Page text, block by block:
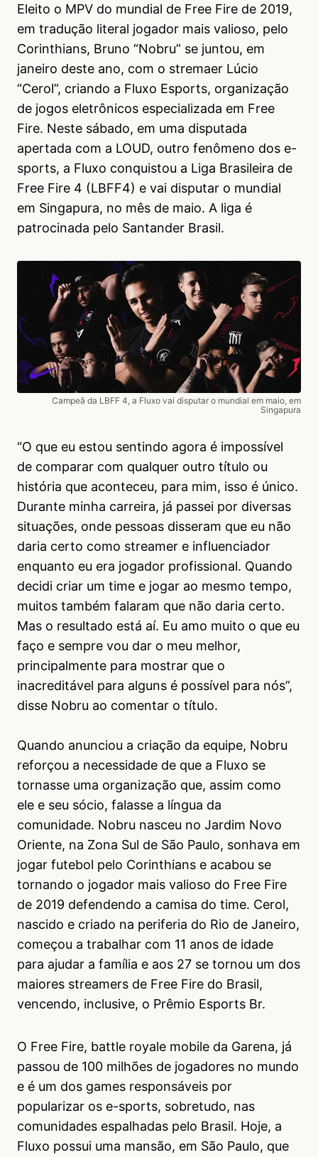
Eleito o MPV do mundial de Free Fire de 2019,
em tradução literal jogador mais valioso, pelo
Corinthians, Bruno “Nobru” se juntou, em
janeiro deste ano, com o stremaer Lúcio
“Cerol”, criando a Fluxo Esports, organização
de jogos eletrônicos especializada em Free
Fire. Neste sábado, em uma disputada
apertada com a LOUD, outro fenômeno dos e-
sports, a Fluxo conquistou a Liga Brasileira de
Free Fire 4 (LBFF4) e vai disputar o mundial
em Singapura, no mês de maio. A liga é
patrocinada pelo Santander Brasil.
Campeã da LBFF 4, a Fluxo vai disputar o mundial em maio, em
Singapura
“O que eu estou sentindo agora é impossível
de comparar com qualquer outro título ou
história que aconteceu, para mim, isso é único.
Durante minha carreira, já passei por diversas
situações, onde pessoas disseram que eu não
daria certo como streamer e influenciador
enquanto eu era jogador profissional. Quando
decidi criar um time e jogar ao mesmo tempo,
muitos também falaram que não daria certo.
Mas o resultado está aí. Eu amo muito o que eu
faço e sempre vou dar o meu melhor,
principalmente para mostrar que o
inacreditável para alguns é possível para nós”,
disse Nobru ao comentar o título.
Quando anunciou a criação da equipe, Nobru
reforçou a necessidade de que a Fluxo se
tornasse uma organização que, assim como
ele e seu sócio, falasse a língua da
comunidade. Nobru nasceu no Jardim Novo
Oriente, na Zona Sul de São Paulo, sonhava em
jogar futebol pelo Corinthians e acabou se
tornando o jogador mais valioso do Free Fire
de 2019 defendendo a camisa do time. Cerol,
nascido e criado na periferia do Rio de Janeiro,
começou a trabalhar com 11 anos de idade
para ajudar a família e aos 27 se tornou um dos
maiores streamers de Free Fire do Brasil,
vencendo, inclusive, o Prêmio Esports Br.
O Free Fire, battle royale mobile da Garena, já
passou de 100 milhões de jogadores no mundo
e é um dos games responsáveis por
popularizar os e-sports, sobretudo, nas
comunidades espalhadas pelo Brasil. Hoje, a
Fluxo possui uma mansão, em São Paulo, que